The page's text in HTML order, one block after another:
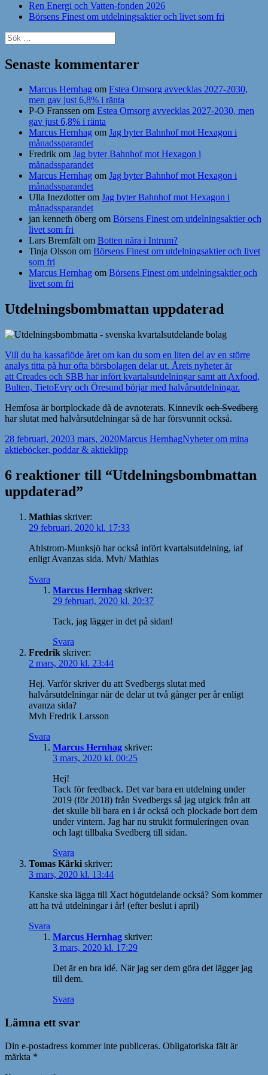
Ren Energi och Vatten-fonden 2026
Börsens Finest om utdelningsaktier och livet som fri
Sök
efter:
Senaste kommentarer
Marcus Hernhag om Estea Omsorg avvecklas 2027-2030,
men gav just 6,8% i ränta
P-O Franssen om Estea Omsorg avvecklas 2027-2030, men
gav just 6,8% i ränta
Marcus Hernhag om Jag byter Bahnhof mot Hexagon i
månadssparandet
Fredrik om Jag byter Bahnhof mot Hexagon i
månadssparandet
Marcus Hernhag om Jag byter Bahnhof mot Hexagon i
månadssparandet
Ulla Inezdotterom Jag byter Bahnhof mot Hexagon i
månadssparandet
jan kenneth öberg om Börsens Finest om utdelningsaktier och
livet som fri
Lars Bremfältom Botten nära i Intrum?
Tinja Olsson om Börsens Finest om utdelningsaktier och livet
som fri
Marcus Hernhag om Börsens Finest om utdelningsaktier och
livet som fri
Utdelningsbombmattan uppdaterad
Vill du ha kassaflöde året om kan du som en liten del av en större
analys titta på hur ofta börsbolagen delar ut. Årets nyheter är
att Creades och SBB har infört kvartalsutdelningar samt att Axfood,
Bulten, TietoEvry och Öresund börjar med halvårsutdelningar.
Hemfosa är bortplockade då de avnoterats. Kinnevik och Svedberg
har slutat med halvårsutdelningar så de har försvunnit också.
Postat
28 februari, 20203 mars, 2020Författare
Marcus HernhagKategorier
Nyheter om mina
aktieböcker, poddar & aktieklipp
6 reaktioner till “Utdelningsbombmattan
uppdaterad”
Mathias skriver:
29 februari, 2020 kl. 17:33
Ahlstrom-Munksjö har också infört kvartalsutdelning, iaf
enligt Avanzas sida. Mvh/ Mathias
Svara
Marcus Hernhag skriver:
29 februari, 2020 kl. 20:37
Tack, jag lägger in det på sidan!
Svara
Fredrik skriver:
2 mars, 2020 kl. 23:44
Hej. Varför skriver du att Svedbergs slutat med
halvårsutdelningar när de delar ut två gånger per år enligt
avanza sida?
Mvh Fredrik Larsson
Svara
Marcus Hernhag skriver:
3 mars, 2020 kl. 00:25
Hej!
Tack för feedback. Det var bara en utdelning under
2019 (för 2018) från Svedbergs så jag utgick från att
det skulle bli bara en i år också och plockade bort dem
under vintern. Jag har nu strukit formuleringen ovan
och lagt tillbaka Svedberg till sidan.
Svara
Tomas Kärki skriver:
3 mars, 2020 kl. 13:44
Kanske ska lägga till Xact högutdelande också? Som kommer
att ha två utdelningar i år! (efter beslut i april)
Svara
Marcus Hernhag skriver:
3 mars, 2020 kl. 17:29
Det är en bra idé. När jag ser dem göra det lägger jag
till dem.
Svara
Lämna ett svar
Din e-postadress kommer inte publiceras. Obligatoriska fält är
märkta *